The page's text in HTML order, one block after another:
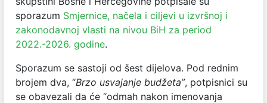
sporazum Smjernice, načela i ciljevi u izvršnoj i
zakonodavnoj vlasti na nivou BiH za period
2022.-2026. godine.
Sporazum se sastoji od šest dijelova. Pod rednim
brojem dva, “Brzo usvajanje budžeta”, potpisnici su
se obavezali da će “odmah nakon imenovanja